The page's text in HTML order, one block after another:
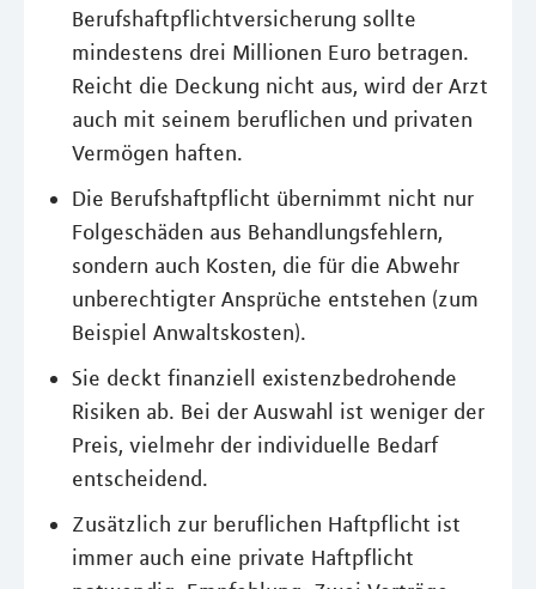
Berufshaftpflichtversicherung sollte
mindestens drei Millionen Euro betragen.
Reicht die Deckung nicht aus, wird der Arzt
auch mit seinem beruflichen und privaten
Vermögen haften.
Die Berufshaftpflicht übernimmt nicht nur
Folgeschäden aus Behandlungsfehlern,
sondern auch Kosten, die für die Abwehr
unberechtigter Ansprüche entstehen (zum
Beispiel Anwaltskosten).
Sie deckt finanziell existenzbedrohende
Risiken ab. Bei der Auswahl ist weniger der
Preis, vielmehr der individuelle Bedarf
entscheidend.
Zusätzlich zur beruflichen Haftpflicht ist
immer auch eine private Haftpflicht